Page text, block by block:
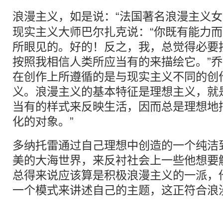
浪漫主义 ，如是说：“法国著名浪漫主义
现实主义大师巴尔扎克说：“你既有能力
所眼见的。好的！反之，我，总觉得必
按照我相信人类所应当有的来描绘它。”
在创作上所遵循的是与现实主义不同的
义。浪漫主义的基本特征是理想主义，
当有的样式来反映生活，因而总是理想
化的对象。”
多纳托雷通过自己理想中创造的一个纯
美的大海世界，来反衬社会上一些他想
总得来说应该算是积极浪漫主义的一派
一个模式来讲述自己的主题，这正符合浪